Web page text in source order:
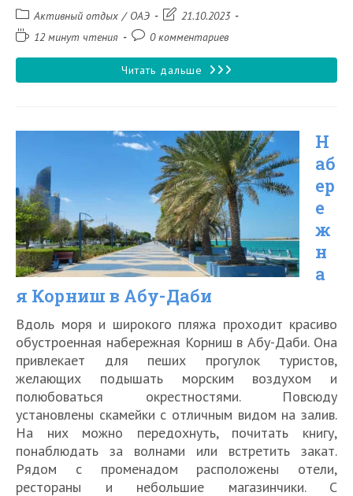
Рубрика
записи:
Активный отдых / ОАЭ
Запись21.10.2023
Время12 минут чтения
Комментарии
записи:
0 комментариев
Читать дальше 10
экскурсий
по
Дубаю
в
2026
году
Н
аб
ер
е
ж
н
а
я Корниш в Абу-Даби
Вдоль моря и широкого пляжа проходит красиво
обустроенная набережная Корниш в Абу-Даби. Она
привлекает для пеших прогулок туристов,
желающих подышать морским воздухом и
полюбоваться окрестностями. Повсюду
установлены скамейки с отличным видом на залив.
На них можно передохнуть, почитать книгу,
понаблюдать за волнами или встретить закат.
Рядом с променадом расположены отели,
рестораны и небольшие магазинчики. С